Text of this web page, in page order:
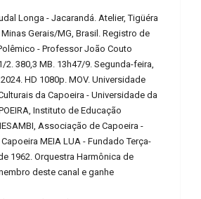
Longa - Jacarandá. Atelier, Tigüéra
Gerais/MG, Brasil. Registro de
- Professor João Couto
2. 380,3 MB. 13h47/9. Segunda-feira,
HD 1080p. MOV. Universidade
da Capoeira - Universidade da
Instituto de Educação
Associação de Capoeira -
MEIA LUA - Fundado Terça-
1962. Orquestra Harmônica de
deste canal e ganhe